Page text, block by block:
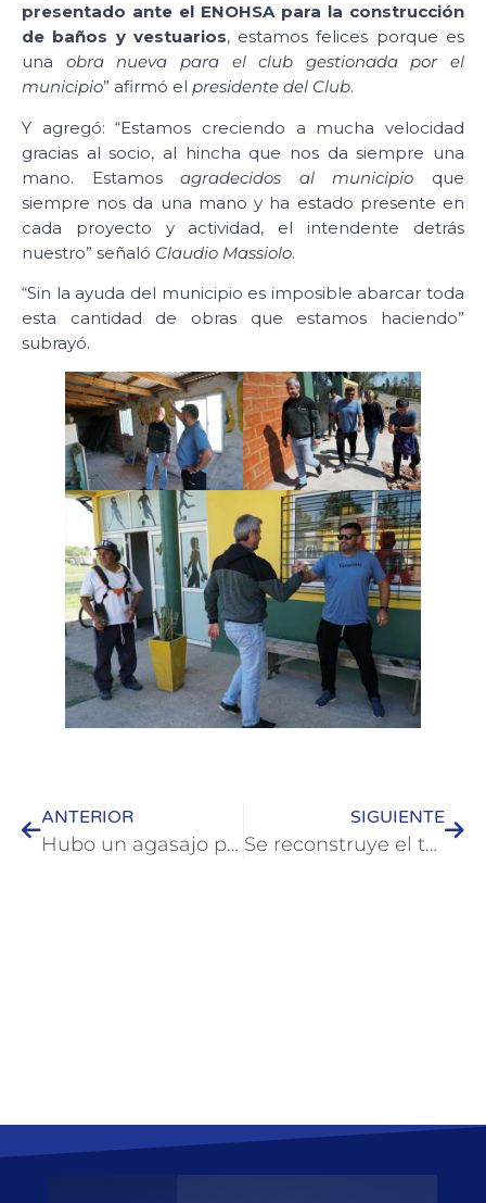
presentado ante el ENOHSA para la construcción
de baños y vestuarios, estamos felices porque es
una obra nueva para el club gestionada por el
municipio” afirmó el presidente del Club.
Y agregó: “Estamos creciendo a mucha velocidad
gracias al socio, al hincha que nos da siempre una
mano. Estamosagradecidos al municipio que
siempre nos da una mano y ha estado presente en
cada proyecto y actividad, el intendente detrás
nuestro” señaló Claudio Massiolo.
“Sin la ayuda del municipio es imposible abarcar toda
esta cantidad de obras que estamos haciendo”
subrayó.
ANTERIOR
Hubo un agasajo para los niños en el Museo de Malvinas
SIGUIENTE
Se reconstruye el techo del Hogar de Protección Integral “Yanina”